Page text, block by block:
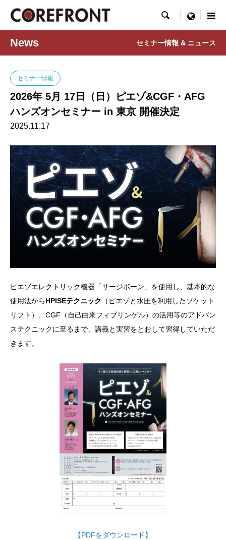
 menu
News セミナー情報 & ニュース
セミナー情報
2026年 5月 17日（日）ピエゾ&CGF・AFG
ハンズオンセミナー in 東京 開催決定
2025.11.17
ピエゾエレクトリック機器「サージボーン」を使用し、基本的な
使用法からHPISEテクニック
（ピエゾと水圧を利用したソケット
リフト）、CGF（自己由来フィブリンゲル）の活用等のアドバン
ステクニックに至るまで、講義と実習をとおして習得していただ
きます。
【PDFをダウンロード】